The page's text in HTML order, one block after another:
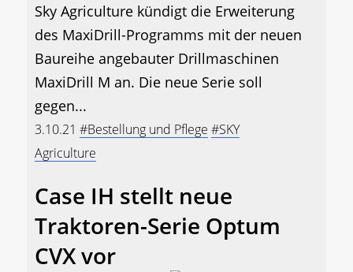
Sky Agriculture kündigt die Erweiterung
des MaxiDrill-Programms mit der neuen
Baureihe angebauter Drillmaschinen
MaxiDrill M an. Die neue Serie soll
gegen...
3.10.21 #Bestellung und Pflege #SKY
Agriculture
Case IH stellt neue
Traktoren-Serie Optum
CVX vor